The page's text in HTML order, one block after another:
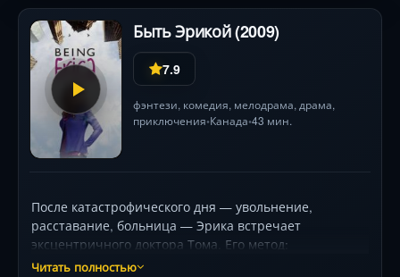
Быть Эрикой (2009)
7.9
фэнтези, комедия, мелодрама, драма,
приключения•Канада•43 мин.
После катастрофического дня — увольнение,
расставание, больница — Эрика встречает
эксцентричного доктора Тома. Его метод:
путешествия во времени к ключевым моментам её
Читать полностью